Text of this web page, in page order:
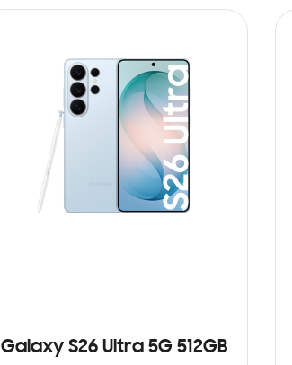
Galaxy S26 Ultra 5G 512GB